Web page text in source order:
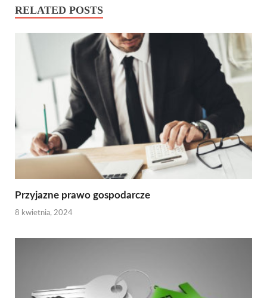
RELATED POSTS
Przyjazne prawo gospodarcze
8 kwietnia, 2024